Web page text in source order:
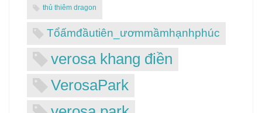
thủ thiêm dragon
Tổấmđầutiên_ươmmầmhạnhphúc
verosa khang điền
VerosaPark